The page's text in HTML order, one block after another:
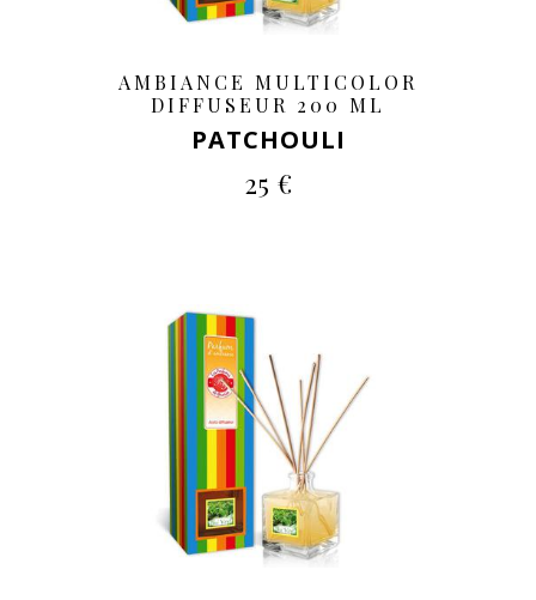
AMBIANCE MULTICOLOR
DIFFUSEUR 200 ML
PATCHOULI
25 €